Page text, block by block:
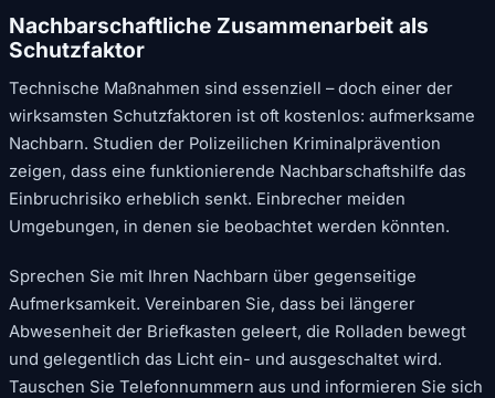
Nachbarschaftliche Zusammenarbeit als
Schutzfaktor
Technische Maßnahmen sind essenziell – doch einer der
wirksamsten Schutzfaktoren ist oft kostenlos: aufmerksame
Nachbarn. Studien der Polizeilichen Kriminalprävention
zeigen, dass eine funktionierende Nachbarschaftshilfe das
Einbruchrisiko erheblich senkt. Einbrecher meiden
Umgebungen, in denen sie beobachtet werden könnten.
Sprechen Sie mit Ihren Nachbarn über gegenseitige
Aufmerksamkeit. Vereinbaren Sie, dass bei längerer
Abwesenheit der Briefkasten geleert, die Rolladen bewegt
und gelegentlich das Licht ein- und ausgeschaltet wird.
Tauschen Sie Telefonnummern aus und informieren Sie sich